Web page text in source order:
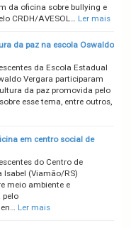
da oficina sobre bullying e
CRDH/AVESOL… Ler mais
da paz na escola Oswaldo
da Escola Estadual
Vergara participaram
da paz promovida pelo
esse tema, entre outros,
em centro social de
do Centro de
(Viamão/RS)
meio ambiente e
pelo
Ler mais